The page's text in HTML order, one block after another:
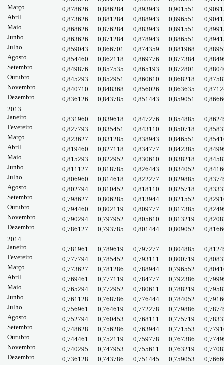
Março
0,878626 0,886284 0,893943 0,901551
Abril
0,873626 0,881284 0,888943 0,896551
Maio
0,868626 0,876284 0,883943 0,891551
Junho
0,863626 0,871284 0,878943 0,886551
Julho
0,859043 0,866701 0,874359 0,881968
Agosto
0,854460 0,862118 0,869776 0,877384
Setembro
0,849876 0,857535 0,865193 0,872801
Outubro
0,845293 0,852951 0,860610 0,868218
Novembro
0,840710 0,848368 0,856026 0,863635
Dezembro
0,836126 0,843785 0,851443 0,859051
2013
Janeiro
0,831960 0,839618 0,847276 0,854885
Fevereiro
0,827793 0,835451 0,843110 0,850718
Março
0,823627 0,831285 0,838943 0,846551
Abril
0,819460 0,827118 0,834777 0,842385
Maio
0,815293 0,822952 0,830610 0,838218
Junho
0,811127 0,818785 0,826443 0,834052
Julho
0,806960 0,814618 0,822277 0,829885
Agosto
0,802794 0,810452 0,818110 0,825718
Setembro
0,798627 0,806285 0,813944 0,821552
Outubro
0,794460 0,802119 0,809777 0,817385
Novembro
0,790294 0,797952 0,805610 0,813219
Dezembro
0,786127 0,793785 0,801444 0,809052
2014
Janeiro
0,781961 0,789619 0,797277 0,804885
Fevereiro
0,777794 0,785452 0,793111 0,800719
Março
0,773627 0,781286 0,788944 0,796552
Abril
0,769461 0,777119 0,784777 0,792386
Maio
0,765294 0,772952 0,780611 0,788219
Junho
0,761128 0,768786 0,776444 0,784052
Julho
0,756961 0,764619 0,772278 0,779886
Agosto
0,752794 0,760453 0,768111 0,775719
Setembro
0,748628 0,756286 0,763944 0,771553
Outubro
0,744461 0,752119 0,759778 0,767386
Novembro
0,740295 0,747953 0,755611 0,763219
Dezembro
0,736128 0,743786 0,751445 0,759053